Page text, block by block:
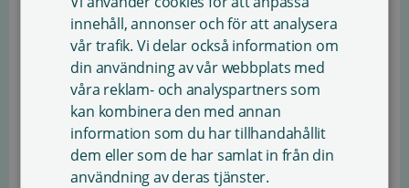
PRISLISTA
ENGLISH
SWEDISH
innehåll, annonser och för att analysera
vår trafik. Vi delar också information om
din användning av vår webbplats med
våra reklam- och analyspartners som
kan kombinera den med annan
information som du har tillhandahållit
dem eller som de har samlat in från din
användning av deras tjänster.